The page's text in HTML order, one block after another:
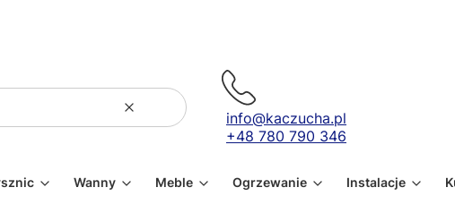
WyczyśćSzukaj
info@kaczucha.pl
+48 780 790 346
Wanny Meble Ogrzewanie Instalacje